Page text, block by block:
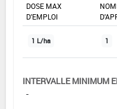
DOSE MAX
D'EMPLOI
1 L/ha 1
INTERVALLE MINIMUM
-